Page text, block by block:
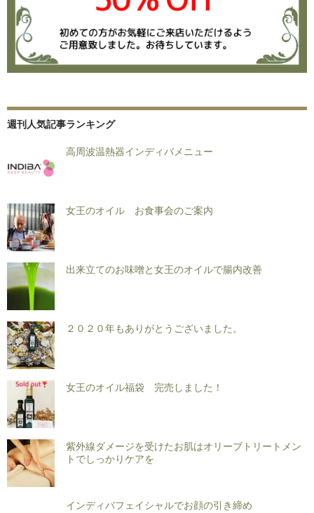
週刊人気記事ランキング
高周波温熱器インディバメニュー
女王のオイル お食事会のご案内
出来立てのお味噌と女王のオイルで腸内改善
２０２０年もありがとうございました。
女王のオイル福袋 完売しました！
紫外線ダメージを受けたお肌はオリーブトリートメン
トでしっかりケアを
インディバフェイシャルでお顔の引き締め